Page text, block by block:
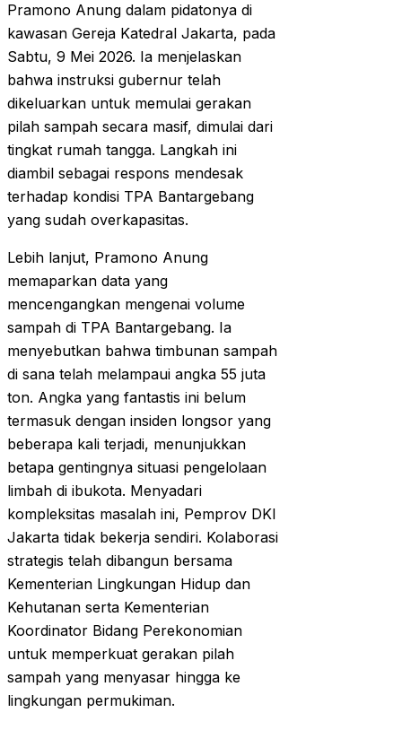
Pramono Anung dalam pidatonya di
kawasan Gereja Katedral Jakarta, pada
Sabtu, 9 Mei 2026. Ia menjelaskan
bahwa instruksi gubernur telah
dikeluarkan untuk memulai gerakan
pilah sampah secara masif, dimulai dari
tingkat rumah tangga. Langkah ini
diambil sebagai respons mendesak
terhadap kondisi TPA Bantargebang
yang sudah overkapasitas.
Lebih lanjut, Pramono Anung
memaparkan data yang
mencengangkan mengenai volume
sampah di TPA Bantargebang. Ia
menyebutkan bahwa timbunan sampah
di sana telah melampaui angka 55 juta
ton. Angka yang fantastis ini belum
termasuk dengan insiden longsor yang
beberapa kali terjadi, menunjukkan
betapa gentingnya situasi pengelolaan
limbah di ibukota. Menyadari
kompleksitas masalah ini, Pemprov DKI
Jakarta tidak bekerja sendiri. Kolaborasi
strategis telah dibangun bersama
Kementerian Lingkungan Hidup dan
Kehutanan serta Kementerian
Koordinator Bidang Perekonomian
untuk memperkuat gerakan pilah
sampah yang menyasar hingga ke
lingkungan permukiman.